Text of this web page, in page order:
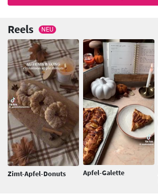
Reels NEU
Zimt-Apfel-Donuts Apfel-Galette